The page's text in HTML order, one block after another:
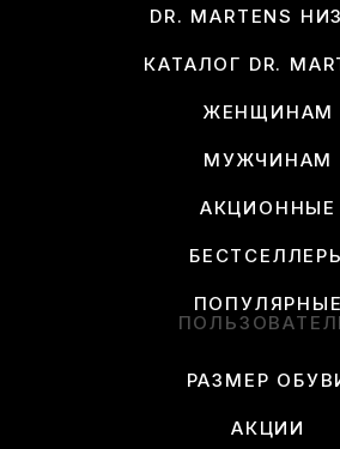
DR. MARTENS
КАТАЛОГ DR.
ЖЕНЩИНАМ
МУЖЧИНАМ
АКЦИОННЫЕ
ПОПУЛЯРНЫЕ
РАЗМЕР
АКЦИИ